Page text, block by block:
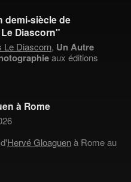
demi-siècle de
Diascorn"
Le Diascorn, Un Autre
aux éditions
à Rome
Hervé Gloaguenà Rome au